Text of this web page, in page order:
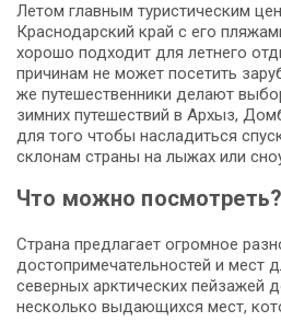
Летом главным туристическим
Краснодарский край с его
хорошо подходит для летнего
причинам не может посетить
же путешественники делают
зимних путешествий в Архыз,
для того чтобы насладиться
склонам страны на лыжах или
Что можно посмотреть?
Страна предлагает огромное
достопримечательностей и мест
северных арктических пейзажей
несколько выдающихся мест,